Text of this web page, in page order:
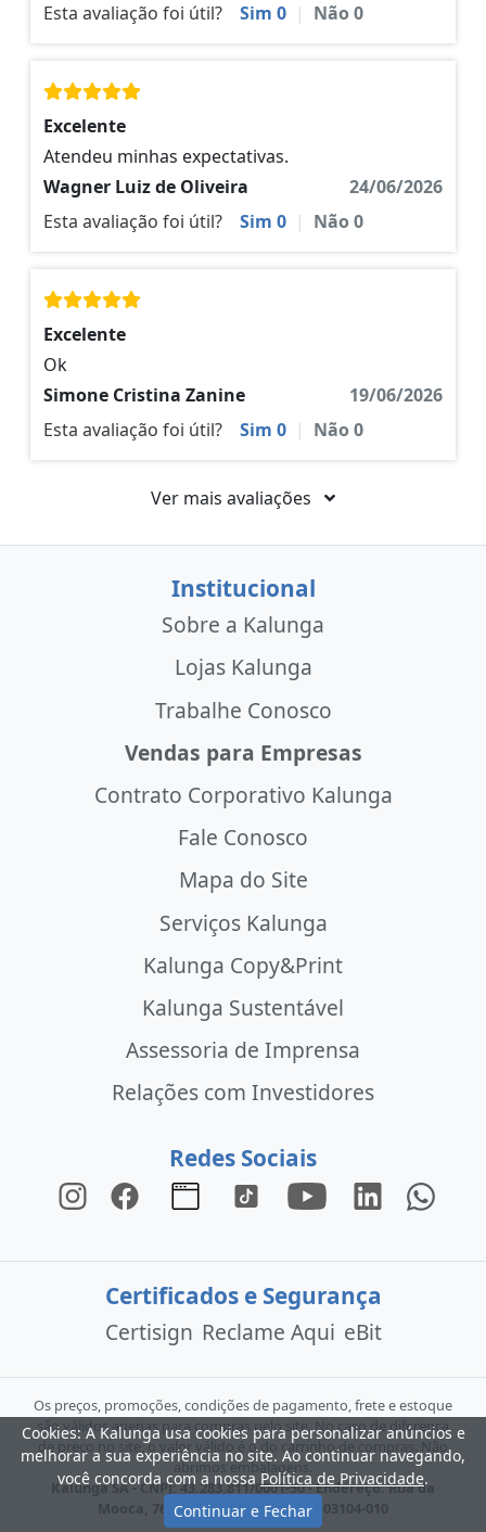
Esta avaliação foi útil?
Sim 0 | Não0
Excelente
Atendeu minhas expectativas.
Wagner Luiz de Oliveira
24/06/2026
Esta avaliação foi útil?
Sim 0 | Não0
Excelente
Ok
Simone Cristina Zanine
19/06/2026
Esta avaliação foi útil?
Sim 0 | Não0
Ver mais avaliações
Institucional
Sobre a Kalunga
Lojas Kalunga
Trabalhe Conosco
Vendas para Empresas
Contrato Corporativo Kalunga
Fale Conosco
Mapa do Site
Serviços Kalunga
Kalunga Copy&Print
Kalunga Sustentável
Assessoria de Imprensa
Relações com Investidores
Redes Sociais
Certificados e Segurança
Certisign Reclame Aqui eBit
Os preços, promoções, condições de pagamento, frete e estoque
são válidos apenas para compras pelo site. No caso de diferença
de preço no site, o valor válido é o do carrinho de compras. Não
abrimos embalagens.
Kalunga SA - CNPJ: 43.283.811/0001-50 - Endereço: Rua da
Mooca, 766 - São Paulo - SP - CEP: 03104-010
Cookies: A Kalunga usa cookies para personalizar anúncios e
melhorar a sua experiência no site. Ao continuar navegando,
você concorda com a nossa Política de Privacidade.
Continuar e Fechar